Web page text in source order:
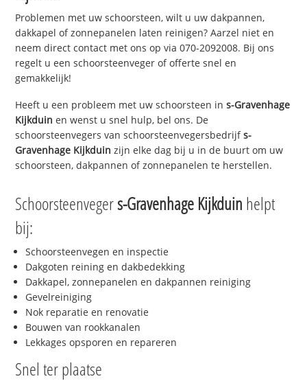
Problemen met uw schoorsteen, wilt u uw dakpannen,
dakkapel of zonnepanelen laten reinigen? Aarzel niet en
neem direct contact met ons op via 070-2092008. Bij ons
regelt u een schoorsteenveger of offerte snel en
gemakkelijk!
Heeft u een probleem met uw schoorsteen ins-Gravenhage
Kijkduin en wenst u snel hulp, bel ons. De
schoorsteenvegers van schoorsteenvegersbedrijfs-
Gravenhage Kijkduin zijn elke dag bij u in de buurt om uw
schoorsteen, dakpannen of zonnepanelen te herstellen.
Schoorsteenvegers-Gravenhage Kijkduin helpt
bij:
Schoorsteenvegen en inspectie
Dakgoten reining en dakbedekking
Dakkapel, zonnepanelen en dakpannen reiniging
Gevelreiniging
Nok reparatie en renovatie
Bouwen van rookkanalen
Lekkages opsporen en repareren
Snel ter plaatse